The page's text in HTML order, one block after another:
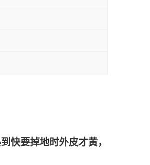
快要掉地时外皮才黄，